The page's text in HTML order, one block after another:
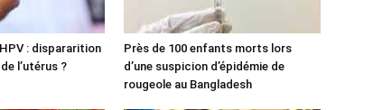
: dispararition
l’utérus ?
Près de 100 enfants morts lors
d’une suspicion d’épidémie de
rougeole au Bangladesh